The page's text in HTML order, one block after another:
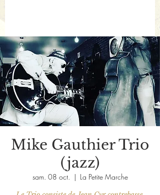
Mike Gauthier Trio
(jazz)
sam. 08 oct.
  |
La Petite Marche